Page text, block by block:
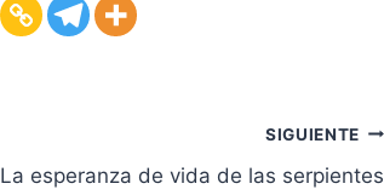
SIGUIENTE
La esperanza de vida de las serpientes